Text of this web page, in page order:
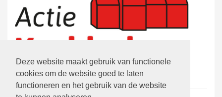
Deze website maakt gebruik van functionele
cookies om de website goed te laten
functioneren en het gebruik van de website